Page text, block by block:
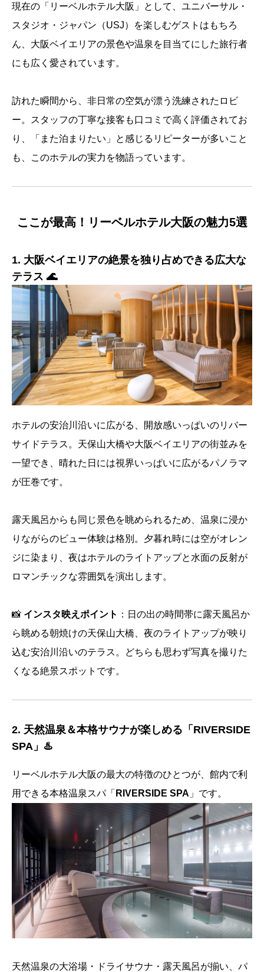
現在の「リーベルホテル大阪」として、ユニバーサル・
スタジオ・ジャパン（USJ）を楽しむゲストはもちろ
ん、大阪ベイエリアの景色や温泉を目当てにした旅行者
にも広く愛されています。
訪れた瞬間から、非日常の空気が漂う洗練されたロビ
ー。スタッフの丁寧な接客も口コミで高く評価されてお
り、「また泊まりたい」と感じるリピーターが多いこと
も、このホテルの実力を物語っています。
ここが最高！リーベルホテル大阪の魅力5選
1. 大阪ベイエリアの絶景を独り占めできる広大な
テラス 🌊
ホテルの安治川沿いに広がる、開放感いっぱいのリバー
サイドテラス。天保山大橋や大阪ベイエリアの街並みを
一望でき、晴れた日には視界いっぱいに広がるパノラマ
が圧巻です。
露天風呂からも同じ景色を眺められるため、温泉に浸か
りながらのビュー体験は格別。夕暮れ時には空がオレン
ジに染まり、夜はホテルのライトアップと水面の反射が
ロマンチックな雰囲気を演出します。
📸 インスタ映えポイント ：日の出の時間帯に露天風呂か
ら眺める朝焼けの天保山大橋、夜のライトアップが映り
込む安治川沿いのテラス。どちらも思わず写真を撮りた
くなる絶景スポットです。
2. 天然温泉＆本格サウナが楽しめる「RIVERSIDE
SPA」♨️
リーベルホテル大阪の最大の特徴のひとつが、館内で利
用できる本格温泉スパ「 RIVERSIDE SPA 」です。
天然温泉の大浴場・ドライサウナ・露天風呂が揃い、パ